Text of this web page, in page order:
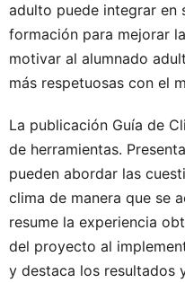
adulto puede integrar en
formación para mejorar
motivar al alumnado
más respetuosas con el
La publicación Guía de
de herramientas.
pueden abordar las
clima de manera que se
resume la experiencia
del proyecto al
y destaca los resultados